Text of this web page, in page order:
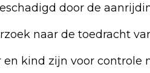
door de
naar de toedracht
en kind zijn voor controle